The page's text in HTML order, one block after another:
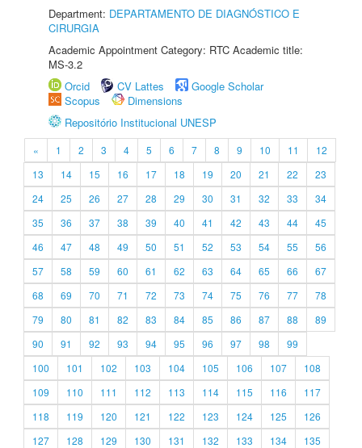
Department: DEPARTAMENTO DE DIAGNÓSTICO E
CIRURGIA
Academic Appointment Category: RTC Academic title:
MS-3.2
Orcid
CV Lattes
Google Scholar
Scopus
Dimensions
Repositório Institucional UNESP
« 1 2 3 4 5 6 7 8 9 10 11
12
13
14 15 16 17 18 19 20 21 22
23
24
25 26 27 28 29 30 31 32 33
34
35
36 37 38 39 40 41 42 43 44
45
46
47 48 49 50 51 52 53 54 55
56
57
58 59 60 61 62 63 64 65 66
67
68
69 70 71 72 73 74 75 76 77
78
79
80 81 82 83 84 85 86 87 88
89
90
91 92 93 94 95 96 97 98
99
100
101 102 103 104 105 106 107
108
109
110 111 112 113 114 115 116
117
118
119 120 121 122 123 124 125
126
127
128 129 130 131 132 133 134
135